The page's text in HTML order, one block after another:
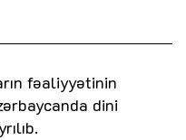
fəaliyyətinin
dini